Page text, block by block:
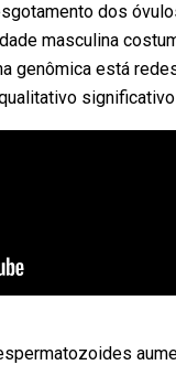
dos
masculina
genômica está